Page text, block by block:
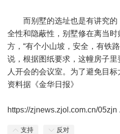
而别墅的选址也是有讲究的
全性和隐蔽性，别墅修在离当
方，“有个小山坡，安全，有铁
说，根据图纸要求，这幢房子
人开会的会议室。为了避免目
资料据《金华日报》
https://zjnews.zjol.com.cn/05zjn
支持 反对